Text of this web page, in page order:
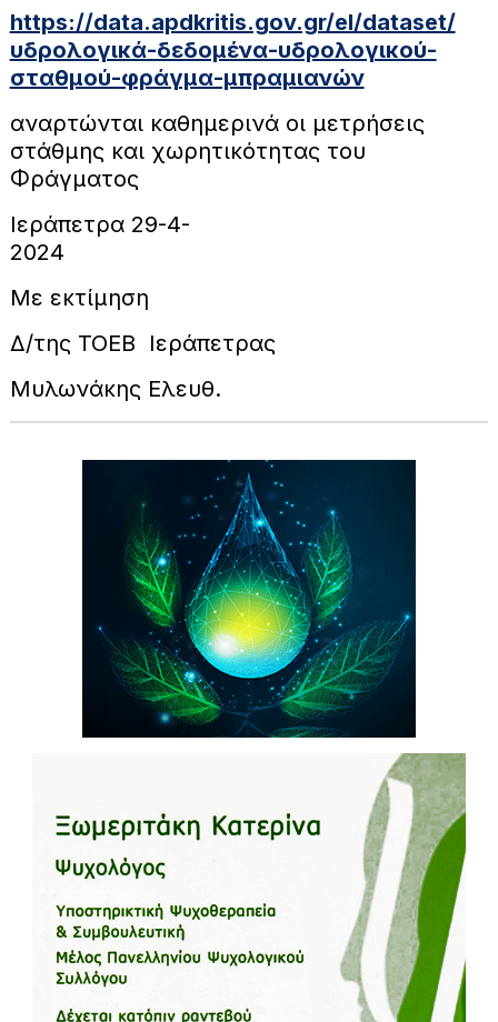
https://data.apdkritis.gov.gr/el/dataset/
υδρολογικά-δεδομένα-υδρολογικού-
σταθμού-φράγμα-μπραμιανών
αναρτώνται καθημερινά οι μετρήσεις
στάθμης και χωρητικότητας του
Φράγματος
Ιεράπετρα 29-4-
Με εκτίμηση
Δ/της ΤΟΕΒ Ιεράπετρας
Μυλωνάκης Ελευθ.